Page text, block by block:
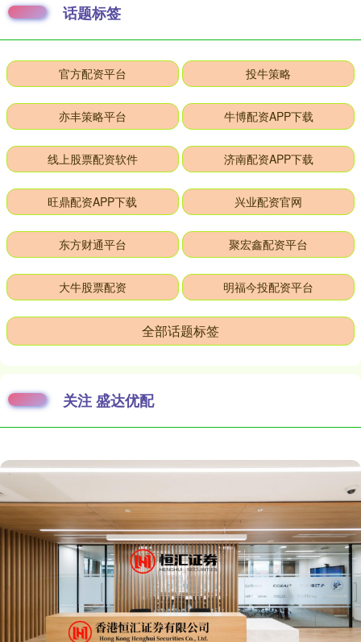
话题标签
官方配资平台 投牛策略
亦丰策略平台 牛博配资APP下载
线上股票配资软件 济南配资APP下载
旺鼎配资APP下载 兴业配资官网
东方财通平台 聚宏鑫配资平台
大牛股票配资 明福今投配资平台
全部话题标签
关注 盛达优配